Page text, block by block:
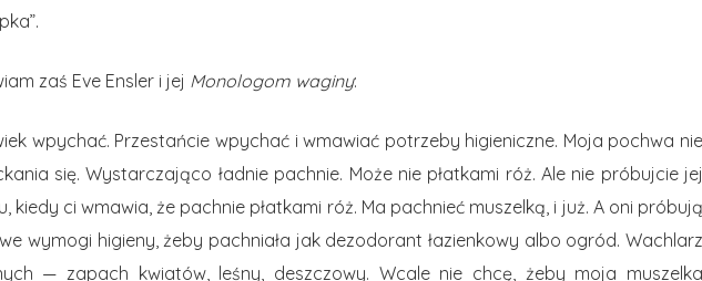
zaś Eve Ensler i jej Monologom waginy:
wpychać. Przestańcie wpychać i wmawiać potrzeby higieniczne. Moja pochwa
się. Wystarczająco ładnie pachnie. Może nie płatkami róż. Ale nie próbujcie jej
kiedy ci wmawia, że pachnie płatkami róż. Ma pachnieć muszelką, i już. A oni próbują
wymogi higieny, żeby pachniała jak dezodorant łazienkowy albo ogród. Wachlarz
— zapach kwiatów, leśny, deszczowy. Wcale nie chcę, żeby moja muszelka